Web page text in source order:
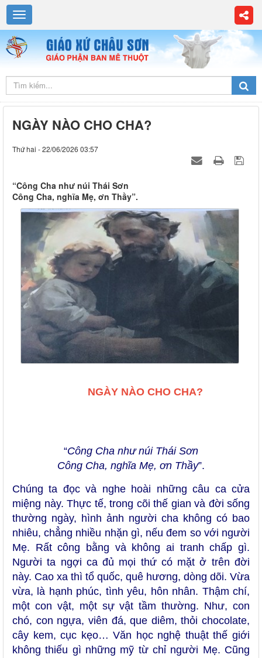
NGÀY NÀO CHO CHA?
Thứ hai - 22/06/2026 03:57
“Công Cha như núi Thái Sơn
Công Cha, nghĩa Mẹ, ơn Thầy”.
NGÀY NÀO CHO CHA?
“Công Cha như núi Thái Sơn
Công Cha, nghĩa Mẹ, ơn Thầy”.
Chúng ta đọc và nghe hoài những câu ca cửa
miệng này. Thực tế, trong cõi thế gian và đời sống
thường ngày, hình ảnh người cha không có bao
nhiêu, chẳng nhiều nhặn gì, nếu đem so với người
Mẹ. Rất công bằng và không ai tranh chấp gì.
Người ta ngợi ca đủ mọi thứ có mặt ở trên đời
này. Cao xa thì tổ quốc, quê hương, dòng dõi. Vừa
vừa, là hạnh phúc, tình yêu, hôn nhân. Thậm chí,
một con vật, một sự vật tầm thường. Như, con
chó, con ngựa, viên đá, que diêm, thỏi chocolate,
cây kem, cục kẹo… Văn học nghệ thuật thế giới
không thiếu gì những mỹ từ chỉ người Mẹ. Cũng